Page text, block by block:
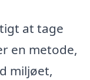
at tage
en metode,
miljøet,